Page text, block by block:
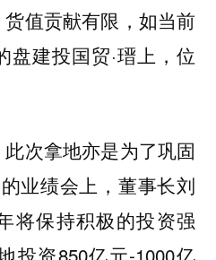
值贡献有限，如当前
盘建投国贸·瑨上，位
次拿地亦是为了巩固
业绩会上，董事长刘
将保持积极的投资强
投资850亿元-1000亿